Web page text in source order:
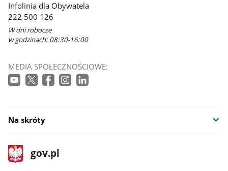
Infolinia dla Obywatela
222 500 126
W dni robocze
w godzinach: 08:30-16:00
MEDIA SPOŁECZNOŚCIOWE:
Na skróty
stopka
gov.pl
Strona
gov.pl